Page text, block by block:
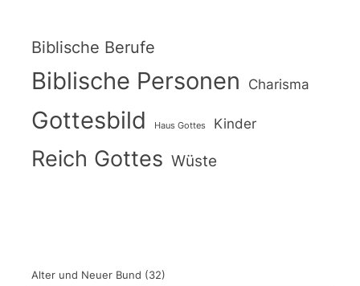
Biblische Berufe
Biblische Personen Charisma
Gottesbild Haus Gottes Kinder
Reich Gottes Wüste
Alter und Neuer Bund (32)